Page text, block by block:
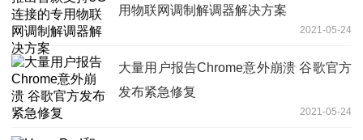
用物联网调制解调器解决方案
2021-05-24
大量用户报告Chrome意外崩溃 谷歌官方
发布紧急修复
2021-05-24